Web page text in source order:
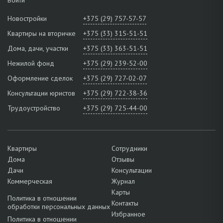
Новостройки
+375 (29) 757-57-57
Квартиры на вторичке
+375 (33) 315-51-51
Дома, дачи, участки
+375 (33) 363-51-51
Нежилой фонд
+375 (29) 239-52-00
Оформление сделок
+375 (29) 727-02-07
Консультации юристов
+375 (29) 722-38-36
Трудоустройство
+375 (29) 725-44-00
Квартиры
Дома
Дачи
Коммерческая
Политика в отношении
обработки персональных данных
Политика в отношении
Сотрудники
Отзывы
Консультации
Журнал
Карты
Контакты
Избранное